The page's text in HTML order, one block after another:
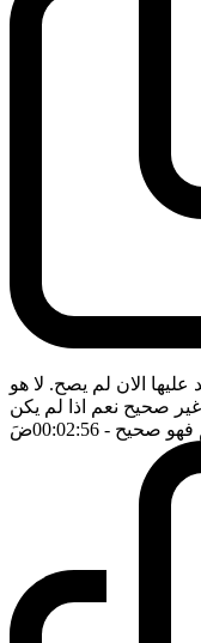
الان لم يصح. لا هو
صحيح نعم اذا لم يكن
فهو صحيح - 00:02:56 ضَ